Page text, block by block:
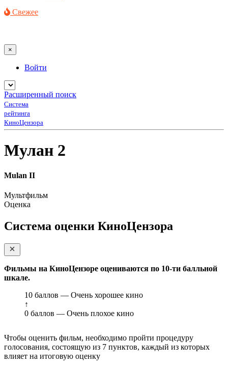
Свежее
×
Войти
Расширенный поиск
Система
рейтинга
КиноЦензора
Мулан 2
Mulan II
Мультфильм
Оценка
Система оценки КиноЦензора
Фильмы на КиноЦензоре оцениваются по 10-ти балльной
шкале.
10 баллов — Очень хорошее кино
↑
0 баллов — Очень плохое кино
Чтобы оценить фильм, необходимо пройти процедуру
голосования, состоящую из 7 пунктов, каждый из которых
влияет на итоговую оценку